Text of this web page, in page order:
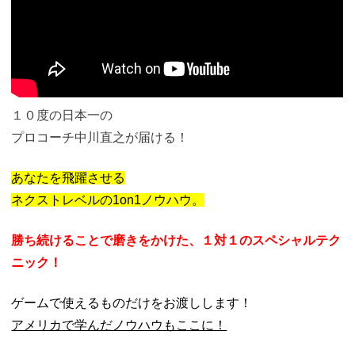
１０度の日本一の
プロコーチ中川直之が届ける！
あなたを飛躍させる
ネクストレベルの1on1ノウハウ。
勝ち続けることで磨きをかけた、１対１のスペシャルテク
ニック！
ゲームで使えるものだけをお渡しします！
アメリカで学んだノウハウもここに！